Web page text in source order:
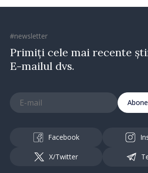
#newsletter
Primiți cele mai recente
E-mailul dvs.
Facebook
X/Twitter